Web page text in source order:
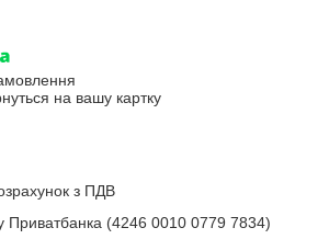
на вашу картку
з ПДВ
Приватбанка (4246 0010 0779 7834)